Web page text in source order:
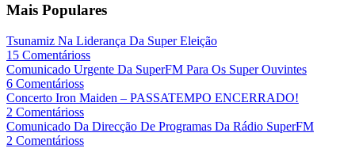
Mais Populares
Tsunamiz Na Liderança Da Super Eleição
15 Comentárioss
Comunicado Urgente Da SuperFM Para Os Super Ouvintes
6 Comentárioss
Concerto Iron Maiden – PASSATEMPO ENCERRADO!
2 Comentárioss
Comunicado Da Direcção De Programas Da Rádio SuperFM
2 Comentárioss